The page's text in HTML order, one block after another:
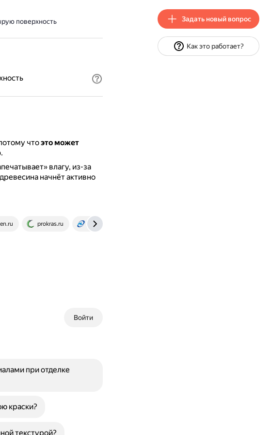
поверхность
чтоэто может
.
влагу, из-за
начнёт активно
prokras.ru lakokraska-ya.ru
Войти
при отделке
краски?
текстурой?
Задать новый вопрос
Как это работает?